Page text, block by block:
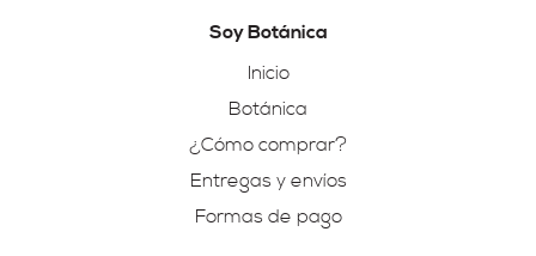
Soy Botánica
Inicio
Botánica
¿Cómo comprar?
Entregas y envíos
Formas de pago